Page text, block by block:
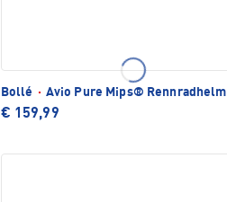
Bollé · Avio Pure Mips® Rennradhelm
€ 159,99